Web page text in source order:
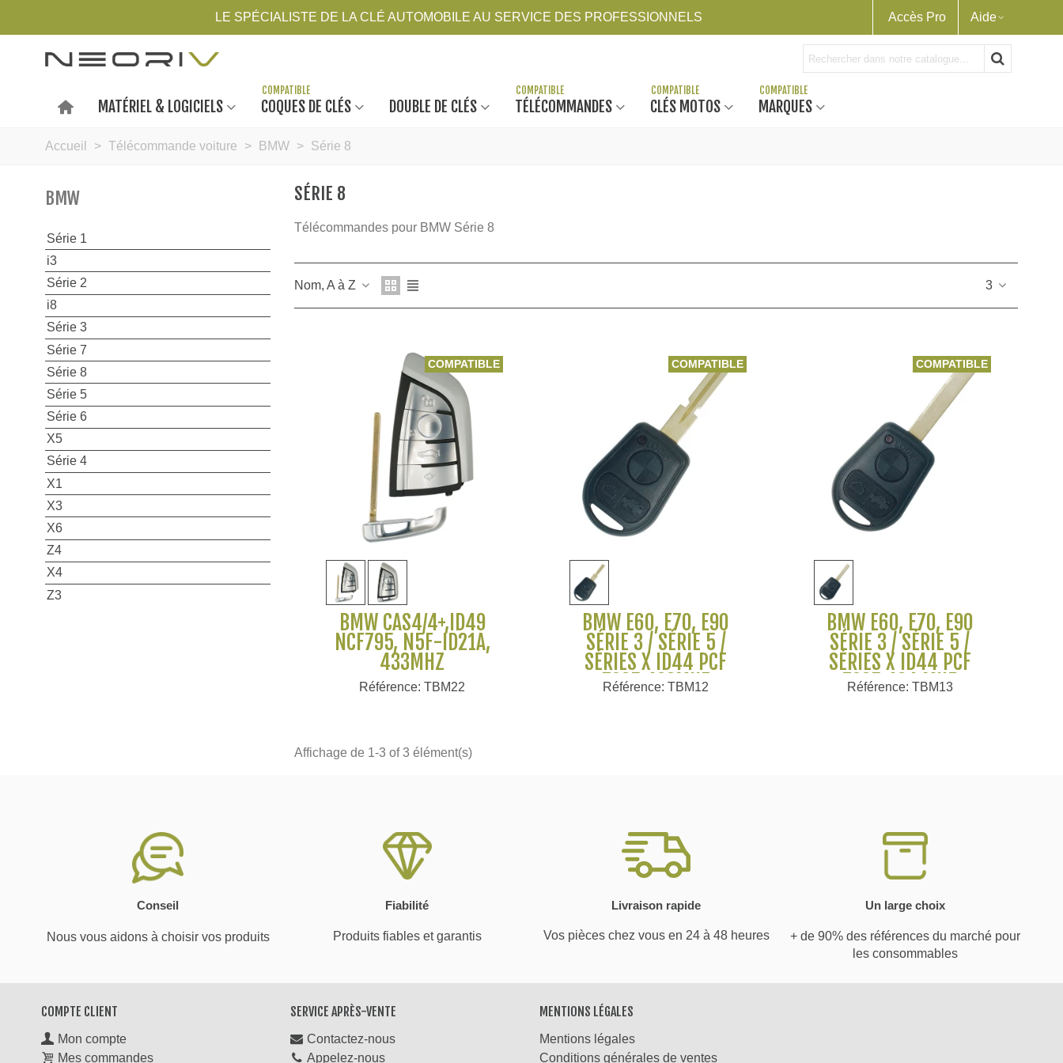
LE SPÉCIALISTE DE LA CLÉ AUTOMOBILE AU SERVICE DES PROFESSIONNELS Accès Pro Aide
MATÉRIEL & LOGICIELS COQUES DE CLÉS DOUBLE DE CLÉS TÉLÉCOMMANDES CLÉS MOTOS MARQUES
Accueil > Télécommande voiture > BMW > Série 8
BMW
Série 1
i3
Série 2
i8
Série 3
Série 7
Série 8
Série 5
Série 6
X5
Série 4
X1
X3
X6
Z4
X4
Z3
SÉRIE 8
Télécommandes pour BMW Série 8
Nom, A à Z 3
COMPATIBLE
Voir plus
BMW CAS4/4+,ID49
NCF795, N5F-ID21A,
433MHZ
Référence: TBM22
COMPATIBLE
Voir plus
BMW E60, E70, E90
SÉRIE 3 / SÉRIE 5 /
SÉRIES X ID44 PCF
7935 433MHZ
Référence: TBM12
COMPATIBLE
Voir plus
BMW E60, E70, E90
SÉRIE 3 / SÉRIE 5 /
SÉRIES X ID44 PCF
7935 434 MHZ
Référence: TBM13
Affichage de 1-3 of 3 élément(s)
Conseil Fiabilité Livraison rapide Un large choix
Nous vous aidons à choisir vos produits Produits fiables et garantis Vos pièces chez vous en 24 à 48 heures
+ de 90% des références du marché pour
les consommables
COMPTE CLIENT
Mon compte
Mes commandes
SERVICE APRÈS-VENTE
Contactez-nous
Appelez-nous
MENTIONS LÉGALES
Mentions légales
Conditions générales de ventes